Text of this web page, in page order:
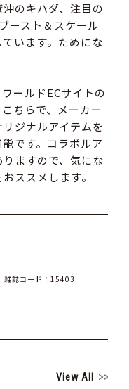
のキハダ、注目の
ースト＆スケール
います。ためにな
ールドECサイトの
ちらで、メーカー
ジナルアイテムを
です。コラボルア
ますので、気にな
ススメします。
雑誌コード：15403
View All